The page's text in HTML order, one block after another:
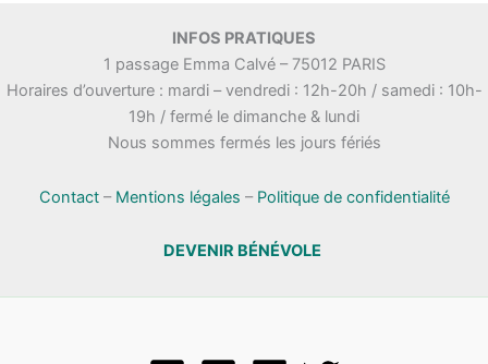
INFOS PRATIQUES
1 passage Emma Calvé – 75012 PARIS
Horaires d’ouverture : mardi – vendredi : 12h-20h / samedi : 10h-
19h / fermé le dimanche & lundi
Nous sommes fermés les jours fériés
Contact– Mentions légales – Politique de confidentialité
DEVENIR BÉNÉVOLE